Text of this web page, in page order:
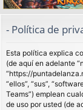
rá
s
- Política de
Esta política explica
(de aquí en adelante
“https://
“ellos”, “sus”,
Teams”) emplean
de uso por usted (de